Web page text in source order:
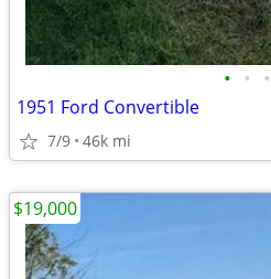
• • •
1951 Ford Convertible
7/9 46k mi
$19,000